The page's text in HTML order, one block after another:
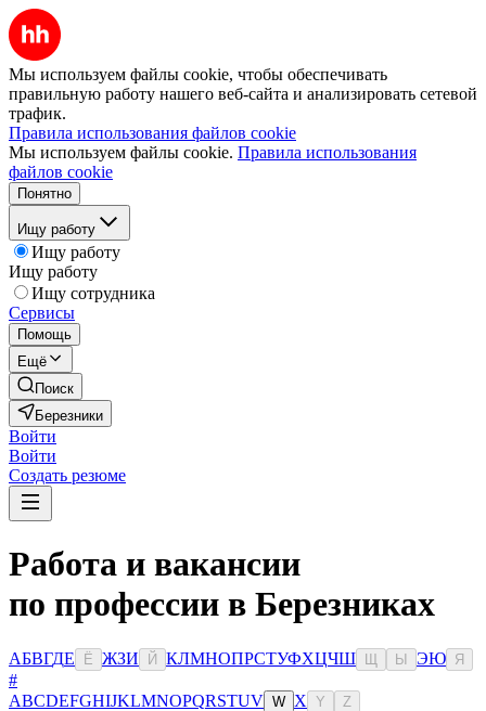
Мы используем файлы cookie, чтобы обеспечивать
правильную работу нашего веб-сайта и анализировать сетевой
трафик.
Правила использования файлов cookie
Мы используем файлы cookie. Правила использования
файлов cookie
Понятно
Ищу работу
Ищу работу
Ищу работу
Ищу сотрудника
Сервисы
Помощь
Ещё
Поиск
Березники
Войти
Войти
Создать резюме
Работа и вакансии
по профессии в Березниках
АБВГДЕ Ё ЖЗИ Й КЛМНОПРСТУФХЦЧШ Ы ЭЮ Я
#
ABCDEFGHIJKLMNOPQRSTUV W X Y Z